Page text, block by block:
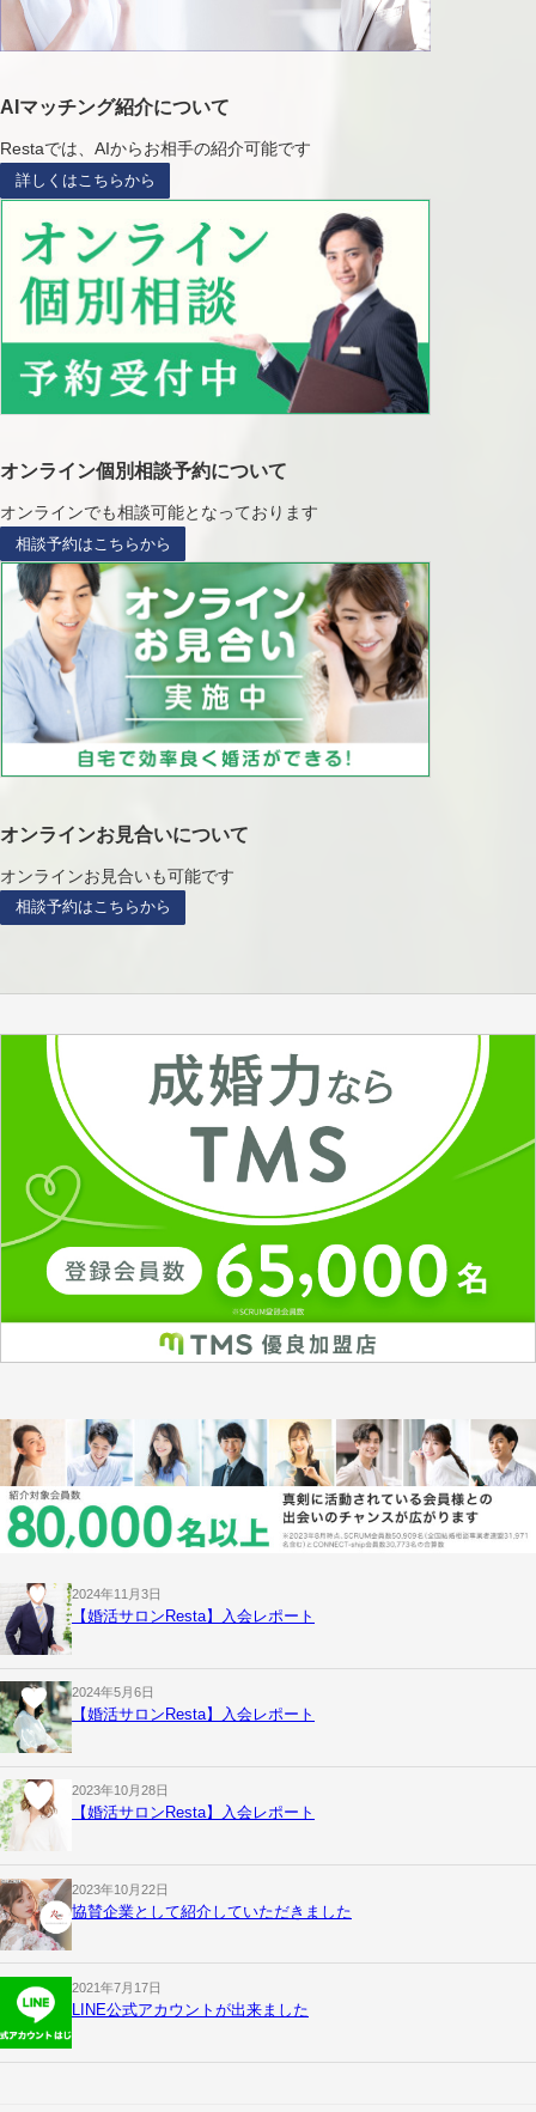
AIマッチング紹介について
Restaでは、AIからお相手の紹介可能です
詳しくはこちらから
オンライン個別相談予約について
オンラインでも相談可能となっております
相談予約はこちらから
オンラインお見合いについて
オンラインお見合いも可能です
相談予約はこちらから
2024年11月3日
【婚活サロンResta】入会レポート
2024年5月6日
【婚活サロンResta】入会レポート
2023年10月28日
【婚活サロンResta】入会レポート
2023年10月22日
協賛企業として紹介していただきました
2021年7月17日
LINE公式アカウントが出来ました